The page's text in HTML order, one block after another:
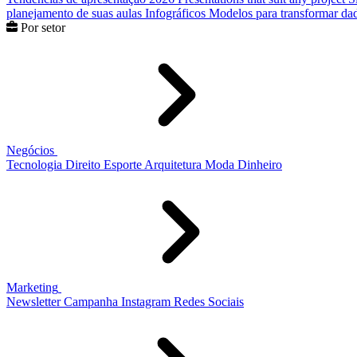
planejamento de suas aulas Infográficos Modelos para transformar
Por setor
Negócios
Tecnologia Direito Esporte Arquitetura Moda Dinheiro
Marketing
Newsletter Campanha Instagram Redes Sociais